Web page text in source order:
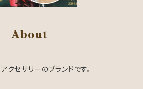
About
クセサリーのブランドです。